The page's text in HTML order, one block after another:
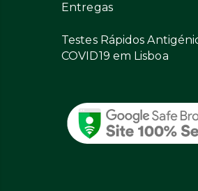
Entregas
Testes Rápidos
COVID19 em Lisboa